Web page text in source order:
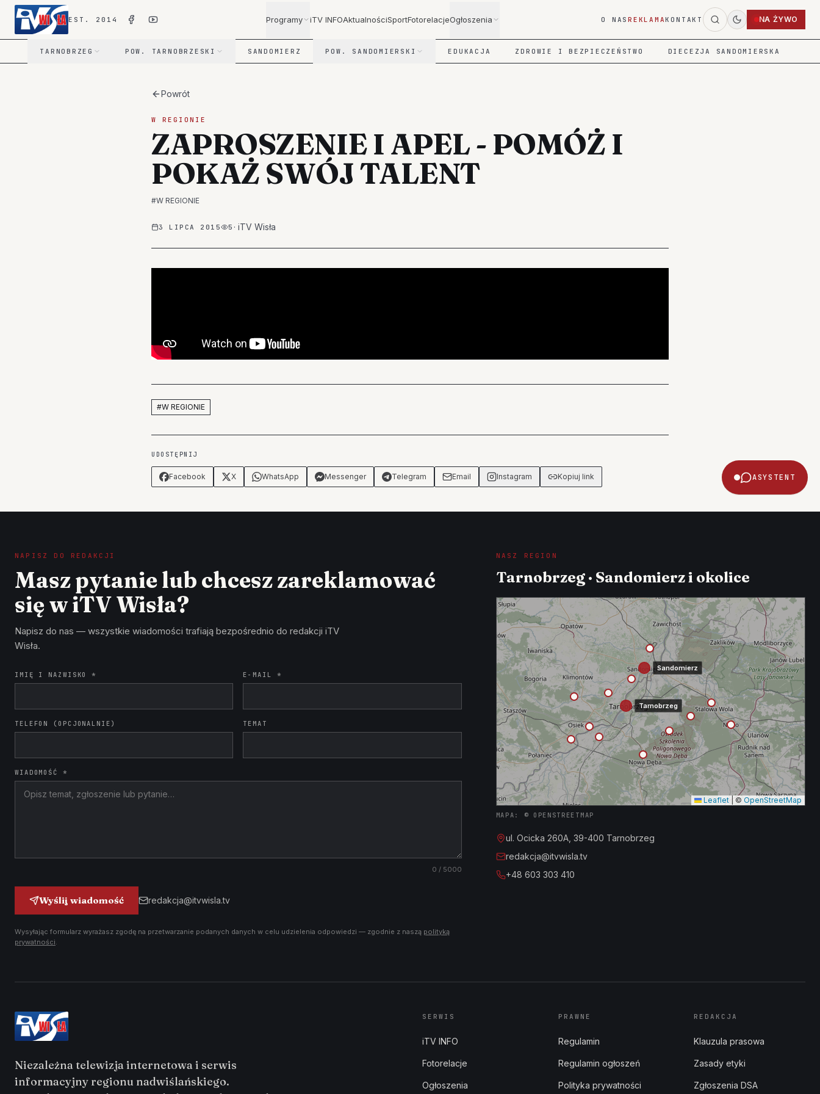
ASYSTENT
EST. 2014 Programy iTV INFOAktualnościSportFotorelacjeOgłoszenia O NASREKLAMAKONTAKT NA ŻYWO
TARNOBRZEG POW. TARNOBRZESKI SANDOMIERZ POW. SANDOMIERSKI EDUKACJA ZDROWIE I BEZPIECZEŃSTWO DIECEZJA SANDOMIERSKA
Powrót
W REGIONIE
ZAPROSZENIE I APEL - POMÓŻ I
POKAŻ SWÓJ TALENT
#W REGIONIE
3 LIPCA 2015 5 ·iTV Wisła
#W REGIONIE
UDOSTĘPNIJ
Facebook X WhatsApp Messenger Telegram Email Instagram Kopiuj link
NAPISZ DO REDAKCJI
Masz pytanie lub chcesz zareklamować
się w iTV Wisła?
Napisz do nas — wszystkie wiadomości trafiają bezpośrednio do redakcji iTV
Wisła.
IMIĘ I NAZWISKO * E-MAIL *
TELEFON (OPCJONALNIE) TEMAT
WIADOMOŚĆ *
0 / 5000
Wyślij wiadomość redakcja@itvwisla.tv
Wysyłając formularz wyrażasz zgodę na przetwarzanie podanych danych w celu udzielenia odpowiedzi — zgodnie z naszą polityką
prywatności.
NASZ REGION
Tarnobrzeg · Sandomierz i okolice
Tarnobrzeg
Sandomierz
Leaflet © OpenStreetMap
MAPA: © OPENSTREETMAP
ul. Ocicka 260A, 39-400 Tarnobrzeg
redakcja@itvwisla.tv
+48 603 303 410
Niezależna telewizja internetowa i serwis
informacyjny regionu nadwiślańskiego.
SERWIS
iTV INFO
Fotorelacje
Ogłoszenia
PRAWNE
Regulamin
Regulamin ogłoszeń
Polityka prywatności
REDAKCJA
Klauzula prasowa
Zasady etyki
Zgłoszenia DSA